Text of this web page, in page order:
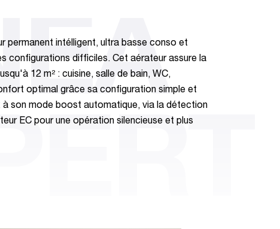
permanent intélligent, ultra basse conso et
configurations difficiles. Cet aérateur assure la
12 m² : cuisine, salle de bain, WC,
optimal grâce sa configuration simple et
à son mode boost automatique, via la détection
EC pour une opération silencieuse et plus